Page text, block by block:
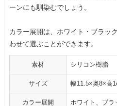
ーンにも馴染むでしょう。
カラー展開は、ホワイト・ブラッ
わせて選ぶことができます。
素材 シリコン樹脂
サイズ 幅11.5×奥8×高
カラー展開 ホワイト、ブラ